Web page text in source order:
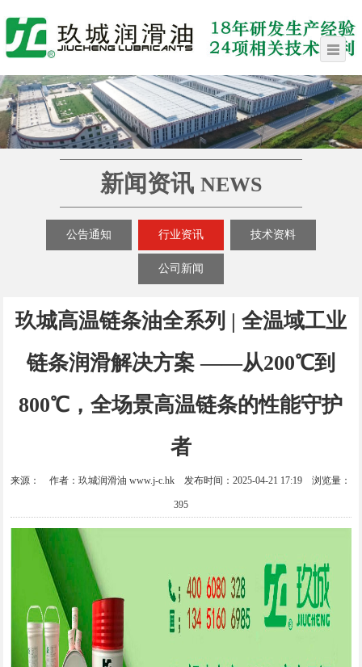
新闻资讯 NEWS
公告通知 行业资讯 技术资料
公司新闻
玖城高温链条油全系列 | 全温域工业
链条润滑解决方案 ——从200℃到
800℃，全场景高温链条的性能守护
者
来源： 作者：玖城润滑油 www.j-c.hk 发布时间：2025-04-21 17:19 浏览量：
395